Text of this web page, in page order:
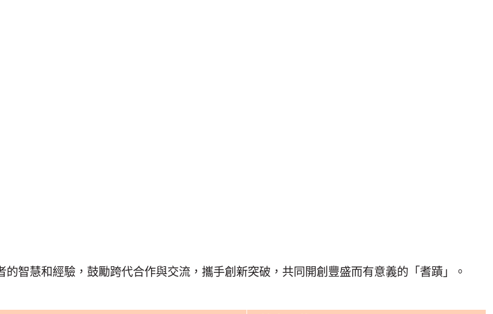
智慧和經驗，鼓勵跨代合作與交流，攜手創新突破，共同開創豐盛而有意義的「耆蹟」。